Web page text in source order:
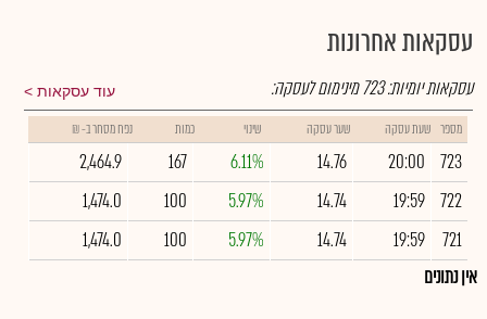
עסקאות אחרונות
עוד עסקאות עסקאות יומיות:723מינימום לעסקה:
מספר שעת עסקה שער עסקה שינוי כמות נפח מסחר ב- ₪
723
20:00
14.76
6.11%
167
2,464.9
722
19:59
14.74
5.97%
100
1,474.0
721
19:59
14.74
5.97%
100
1,474.0
אין נתונים